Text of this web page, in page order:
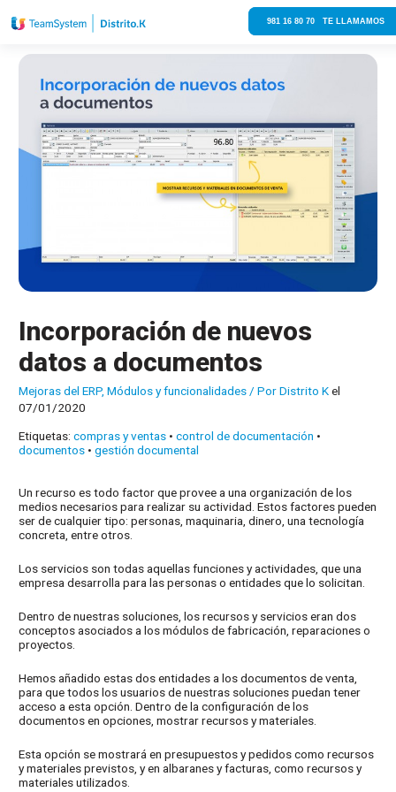
981 16 80 70 TE LLAMAMOS
Incorporación de nuevos
datos a documentos
Mejoras del ERP,Módulos y funcionalidades/ PorDistrito Kel
07/01/2020
Etiquetas:compras y ventas •control de documentación •
documentos •gestión documental
Un recurso es todo factor que provee a una organización de los
medios necesarios para realizar su actividad. Estos factores pueden
ser de cualquier tipo: personas, maquinaria, dinero, una tecnología
concreta, entre otros.
Los servicios son todas aquellas funciones y actividades, que una
empresa desarrolla para las personas o entidades que lo solicitan.
Dentro de nuestras soluciones, los recursos y servicios eran dos
conceptos asociados a los módulos de fabricación, reparaciones o
proyectos.
Hemos añadido estas dos entidades a los documentos de venta,
para que todos los usuarios de nuestras soluciones puedan tener
acceso a esta opción. Dentro de la configuración de los
documentos en opciones, mostrar recursos y materiales.
Esta opción se mostrará en presupuestos y pedidos como recursos
y materiales previstos, y en albaranes y facturas, como recursos y
materiales utilizados.